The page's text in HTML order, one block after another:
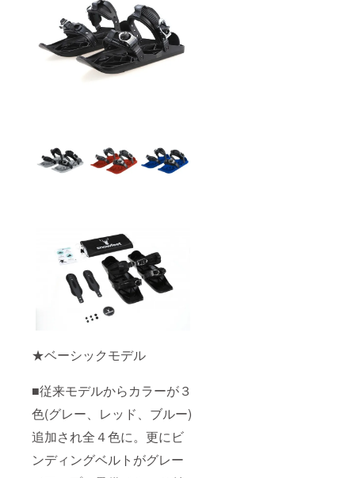
★ベーシックモデル
■従来モデルからカラーが３
色(グレー、レッド、ブルー)
追加され全４色に。更にビ
ンディングベルトがグレー